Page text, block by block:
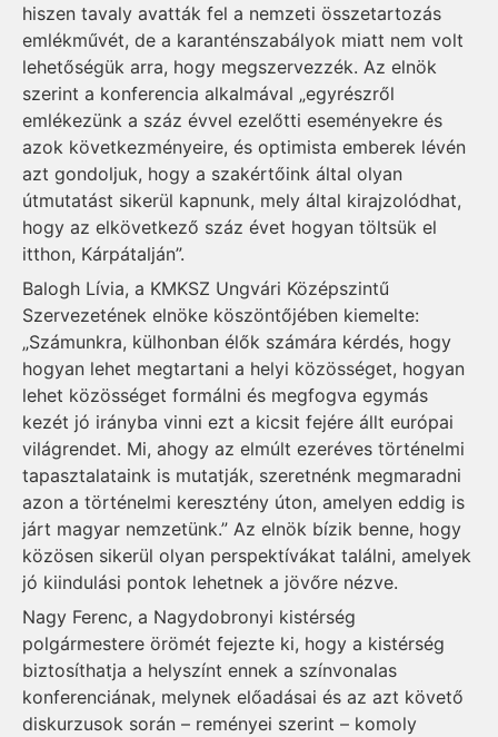
hiszen tavaly avatták fel a nemzeti összetartozás
emlékművét, de a karanténszabályok miatt nem volt
lehetőségük arra, hogy megszervezzék. Az elnök
szerint a konferencia alkalmával „egyrészről
emlékezünk a száz évvel ezelőtti eseményekre és
azok következményeire, és optimista emberek lévén
azt gondoljuk, hogy a szakértőink által olyan
útmutatást sikerül kapnunk, mely által kirajzolódhat,
hogy az elkövetkező száz évet hogyan töltsük el
itthon, Kárpátalján”.
Balogh Lívia, a KMKSZ Ungvári Középszintű
Szervezetének elnöke köszöntőjében kiemelte:
„Számunkra, külhonban élők számára kérdés, hogy
hogyan lehet megtartani a helyi közösséget, hogyan
lehet közösséget formálni és megfogva egymás
kezét jó irányba vinni ezt a kicsit fejére állt európai
világrendet. Mi, ahogy az elmúlt ezeréves történelmi
tapasztalataink is mutatják, szeretnénk megmaradni
azon a történelmi keresztény úton, amelyen eddig is
járt magyar nemzetünk.” Az elnök bízik benne, hogy
közösen sikerül olyan perspektívákat találni, amelyek
jó kiindulási pontok lehetnek a jövőre nézve.
Nagy Ferenc, a Nagydobronyi kistérség
polgármestere örömét fejezte ki, hogy a kistérség
biztosíthatja a helyszínt ennek a színvonalas
konferenciának, melynek előadásai és az azt követő
diskurzusok során – reményei szerint – komoly